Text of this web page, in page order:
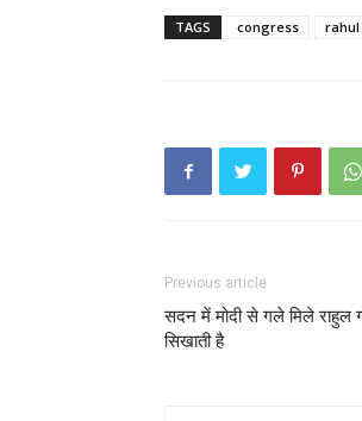
TAGS congress rahul
Previous article
सदन में मोदी से गले मिले राहुल
सिखाती है